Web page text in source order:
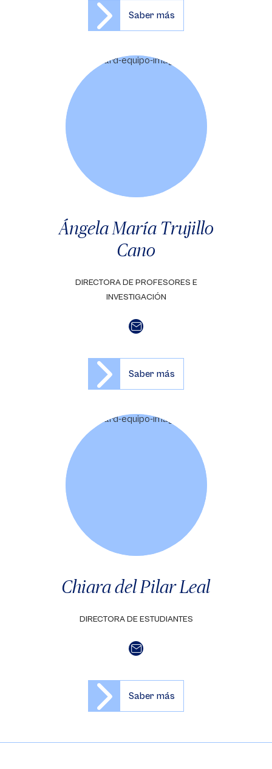
Saber más
Ángela María Trujillo
Cano
DIRECTORA DE PROFESORES E
INVESTIGACIÓN
Saber más
Chiara del Pilar Leal
DIRECTORA DE ESTUDIANTES
Saber más